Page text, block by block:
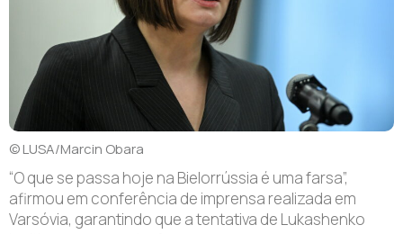
© LUSA/Marcin Obara
“O que se passa hoje na Bielorrússia é uma farsa”,
afirmou em conferência de imprensa realizada em
Varsóvia, garantindo que a tentativa de Lukashenko